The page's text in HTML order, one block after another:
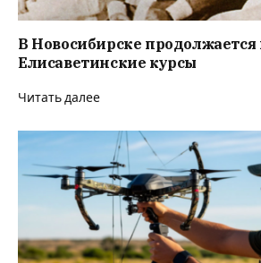
В Новосибирске продолжается
Елисаветинские курсы
Читать далее